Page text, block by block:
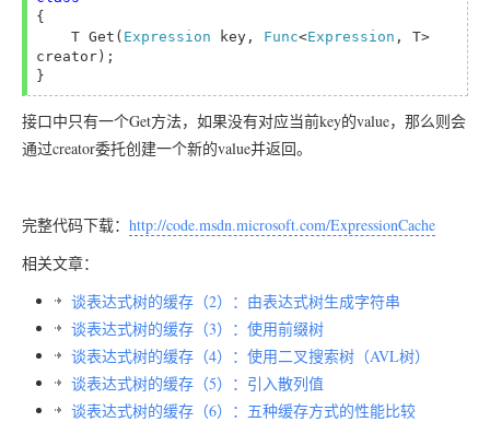
{
    T Get(
Expression key, Func<Expression , T>
creator);
接口中只有一个Get方法，如果没有对应当前key的value，那么则会
通过creator委托创建一个新的value并返回。
完整代码下载： http://code.msdn.microsoft.com/ExpressionCache
相关文章：
谈表达式树的缓存（2）：由表达式树生成字符串
谈表达式树的缓存（3）：使用前缀树
谈表达式树的缓存（4）：使用二叉搜索树（AVL树）
谈表达式树的缓存（5）：引入散列值
谈表达式树的缓存（6）：五种缓存方式的性能比较